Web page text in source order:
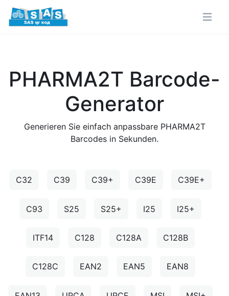
PHARMA2T Barcode-
Generator
Generieren Sie einfach anpassbare PHARMA2T
Barcodes in Sekunden.
C32 C39 C39+ C39E C39E+
C93 S25 S25+ I25 I25+
ITF14 C128 C128A C128B
C128C EAN2 EAN5 EAN8